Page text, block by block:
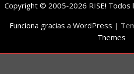
Copyright © 2005-2026 RISE!
Funciona gracias a WordPress |
Themes